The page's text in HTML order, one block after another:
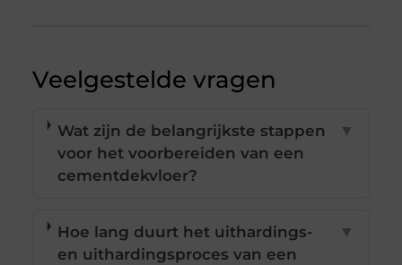
Veelgestelde vragen
Wat zijn de belangrijkste stappen
voor het voorbereiden van een
cementdekvloer?
▼
Hoe lang duurt het uithardings-
en uithardingsproces van een
▼